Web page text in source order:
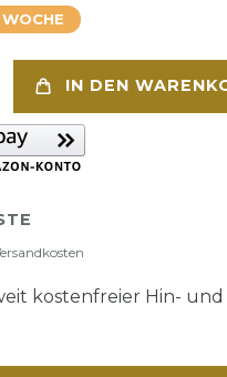
IN DEN
kostenfreier Hin- und